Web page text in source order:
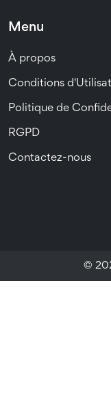
Menu
À propos
Conditions
Politique de
RGPD
Contactez-nous
©